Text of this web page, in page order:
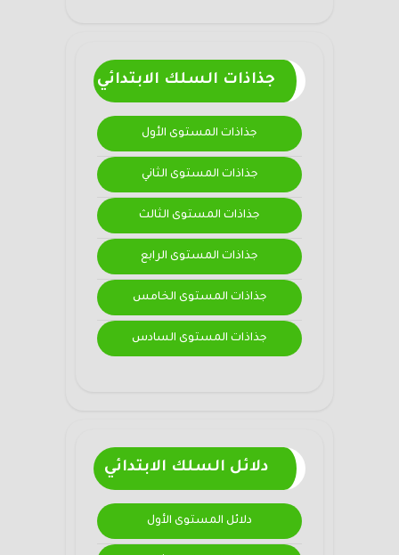
جذاذات السلك الابتدائي
جذاذات المستوى الأول
جذاذات المستوى الثاني
جذاذات المستوى الثالث
جذاذات المستوى الرابع
جذاذات المستوى الخامس
جذاذات المستوى السادس
دلائل السلك الابتدائي
دلائل المستوى الأول